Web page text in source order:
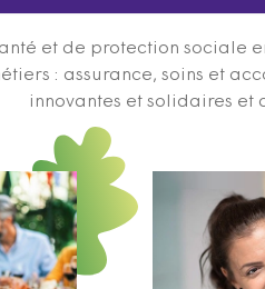
et de protection sociale
: assurance, soins et
innovantes et solidaires